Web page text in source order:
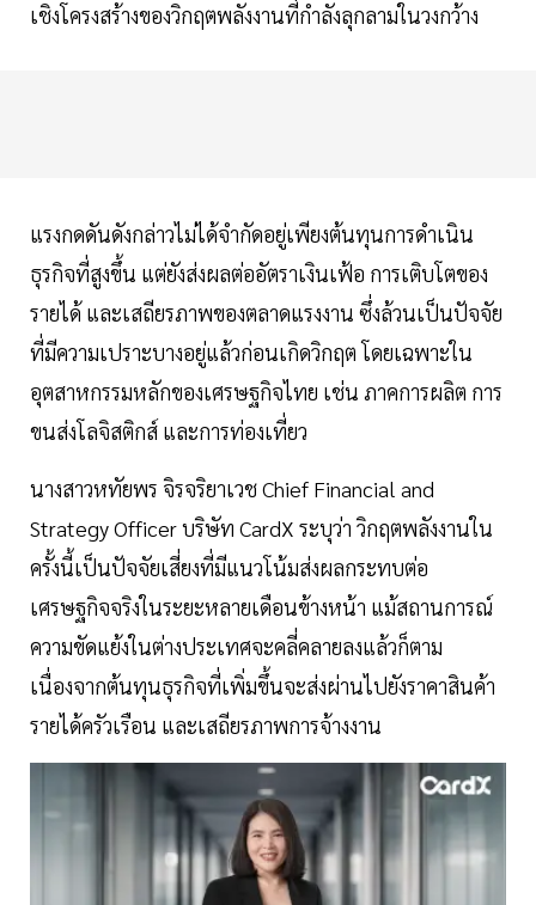
เชิงโครงสร้างของวิกฤตพลังงานที่กำลังลุกลามในวงกว้าง
แรงกดดันดังกล่าวไม่ได้จำกัดอยู่เพียงต้นทุนการดำเนิน
ธุรกิจที่สูงขึ้น แต่ยังส่งผลต่ออัตราเงินเฟ้อ การเติบโตของ
รายได้ และเสถียรภาพของตลาดแรงงาน ซึ่งล้วนเป็นปัจจัย
ที่มีความเปราะบางอยู่แล้วก่อนเกิดวิกฤต โดยเฉพาะใน
อุตสาหกรรมหลักของเศรษฐกิจไทย เช่น ภาคการผลิต การ
ขนส่งโลจิสติกส์ และการท่องเที่ยว
นางสาวหทัยพร จิรจริยาเวช Chief Financial and
Strategy Officer บริษัท CardX ระบุว่า วิกฤตพลังงานใน
ครั้งนี้เป็นปัจจัยเสี่ยงที่มีแนวโน้มส่งผลกระทบต่อ
เศรษฐกิจจริงในระยะหลายเดือนข้างหน้า แม้สถานการณ์
ความขัดแย้งในต่างประเทศจะคลี่คลายลงแล้วก็ตาม
เนื่องจากต้นทุนธุรกิจที่เพิ่มขึ้นจะส่งผ่านไปยังราคาสินค้า
รายได้ครัวเรือน และเสถียรภาพการจ้างงาน